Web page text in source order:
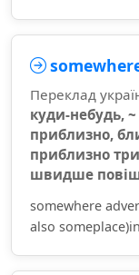
Переклад
куди-небудь,
приблизно,
приблизно
швидше
somewhere
also